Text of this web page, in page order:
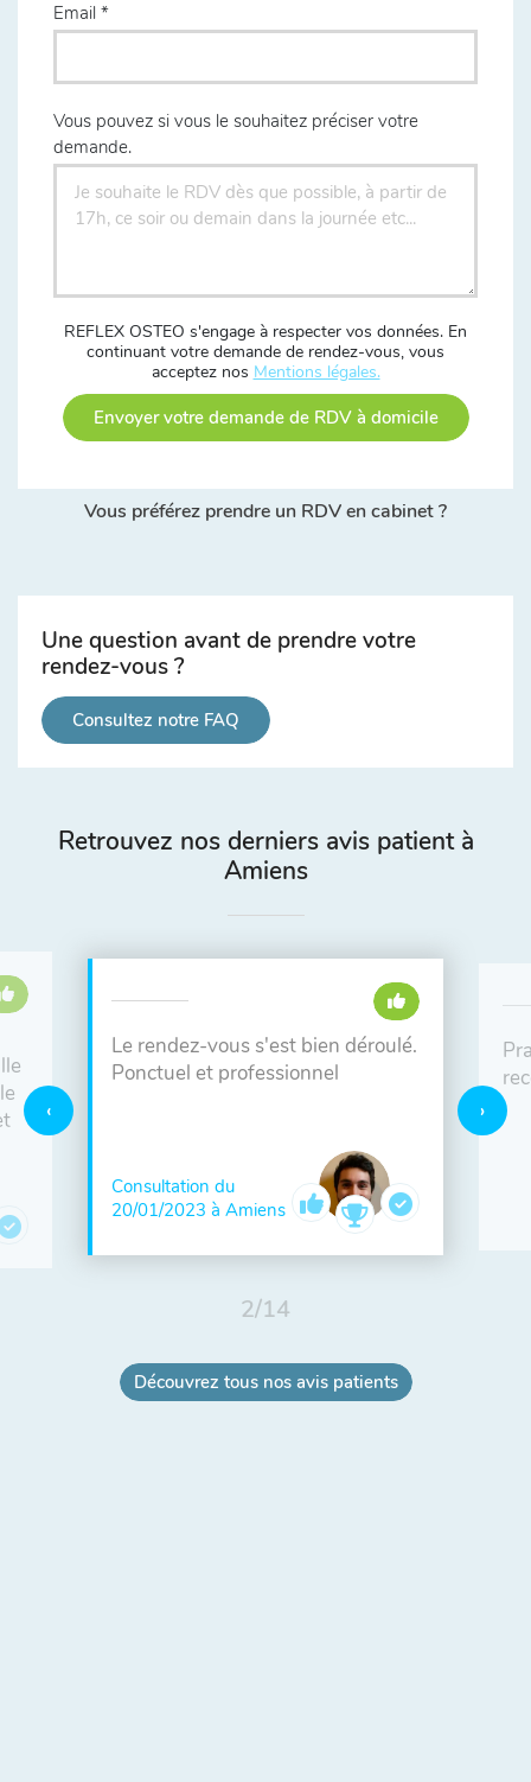
Email
Vous pouvez si vous le souhaitez préciser votre
demande.
REFLEX OSTEO s'engage à respecter vos données. En
continuant votre demande de rendez-vous, vous
acceptez nos Mentions légales.
Envoyer votre demande de RDV à domicile
Vous préférez prendre un RDV en cabinet ?
Une question avant de prendre votre
rendez-vous ?
Consultez notre FAQ
Retrouvez nos derniers avis patient à
Amiens
Le rendez-vous s'est bien déroulé.
Ponctuel et professionnel
Consultation du
20/01/2023 à Amiens
2/14
Découvrez tous nos avis patients